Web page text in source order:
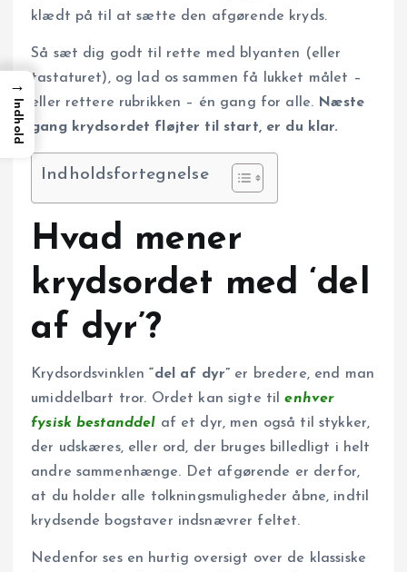
klædt på til at sætte den afgørende kryds.
Så sæt dig godt til rette med blyanten (eller
tastaturet), og lad os sammen få lukket målet –
eller rettere rubrikken – én gang for alle. Næste
gang krydsordet fløjter til start, er du klar.
Indholdsfortegnelse
Hvad mener
krydsordet med ‘del
af dyr’?
Krydsordsvinklen“del af dyr” er bredere, end man
umiddelbart tror. Ordet kan sigte tilenhver
fysisk bestanddel af et dyr, men også til stykker,
der udskæres, eller ord, der bruges billedligt i helt
andre sammenhænge. Det afgørende er derfor,
at du holder alle tolkningsmuligheder åbne, indtil
krydsende bogstaver indsnævrer feltet.
Nedenfor ses en hurtig oversigt over de klassiske
→
Indhold